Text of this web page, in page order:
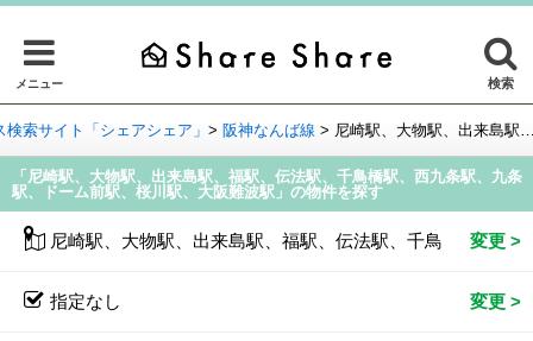
メニュー 検索
索サイト「シェアシェア」 > 阪神なんば線 > 尼崎駅、大物駅、出来島駅
「尼崎駅、大物駅、出来島駅、福駅、伝法駅、千鳥橋駅、西九条駅、九条
駅、ドーム前駅、桜川駅、大阪難波駅」の物件を探す
尼崎駅、大物駅、出来島駅、福駅、伝法駅、千鳥橋駅、西
指定なし